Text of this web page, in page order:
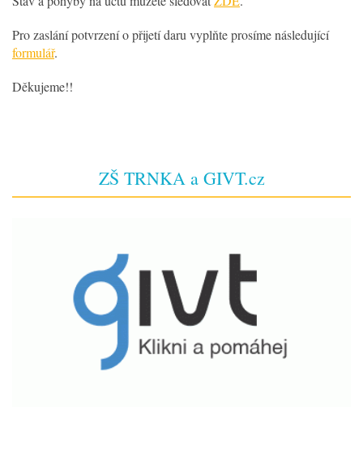
Pro zaslání potvrzení o přijetí daru vyplňte prosíme následující
formulář.
Děkujeme!!
ZŠ TRNKA a GIVT.cz